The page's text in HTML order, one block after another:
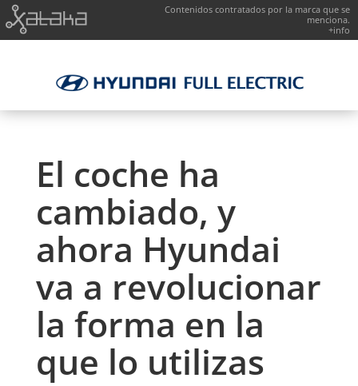
Contenidos contratados por la marca que se
menciona.
+info
El coche ha
cambiado, y
ahora Hyundai
va a revolucionar
la forma en la
que lo utilizas